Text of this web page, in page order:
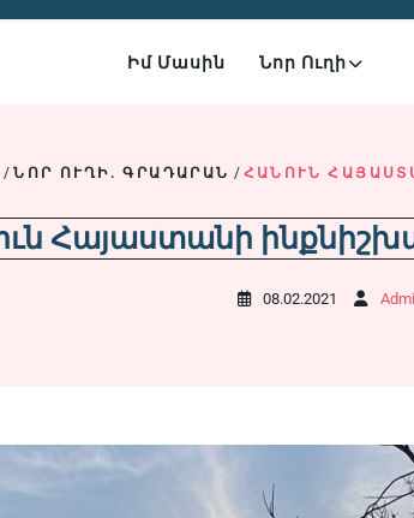
Իմ Մասին Նոր Ուղի
/ՆՈՐ ՈՒՂԻ. ԳՐԱԴԱՐԱՆ / ՀԱՆՈՒՆ
Հայաստանի
08.02.2021